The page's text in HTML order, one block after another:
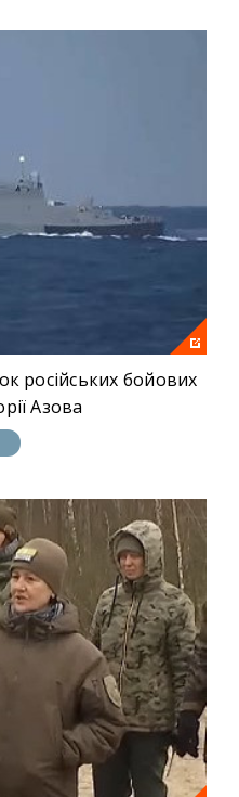
російських бойових
Азова